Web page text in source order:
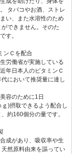
タバコやお酒、ストレ
い、また水溶性のため
できません。そのた
す。
ンＣを配合
労働省が実施している
年日本人のビタミンＣ
において推奨量に達し
容のために1日
)摂取できるよう配合し
約160個分の量です。
成があり、吸収率や生
然原料由来を謳ってい